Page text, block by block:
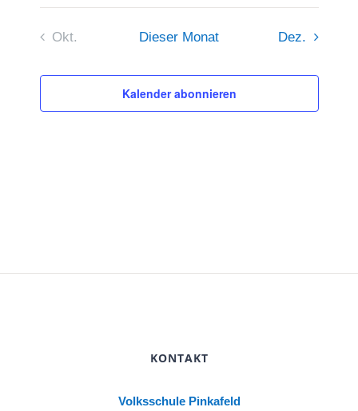
Okt. Dieser Monat Dez.
Kalender abonnieren
KONTAKT
Volksschule Pinkafeld